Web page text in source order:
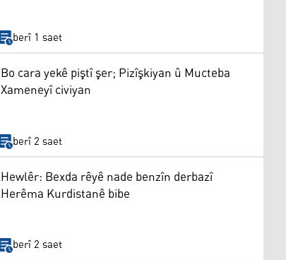
berî 1 saet
Bo cara yekê piştî şer; Pizîşkiyan û Mucteba
Xameneyî civiyan
berî 2 saet
Hewlêr: Bexda rêyê nade benzîn derbazî
Herêma Kurdistanê bibe
berî 2 saet